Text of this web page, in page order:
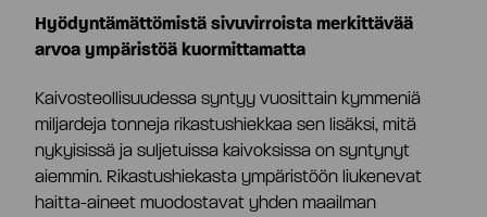
Hyödyntämättömistä sivuvirroista merkittävää
arvoa ympäristöä kuormittamatta
Kaivosteollisuudessa syntyy vuosittain kymmeniä
miljardeja tonneja rikastushiekkaa sen lisäksi, mitä
nykyisissä ja suljetuissa kaivoksissa on syntynyt
aiemmin. Rikastushiekasta ympäristöön liukenevat
haitta-aineet muodostavat yhden maailman